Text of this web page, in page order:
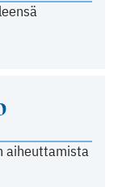
aiheuttamista